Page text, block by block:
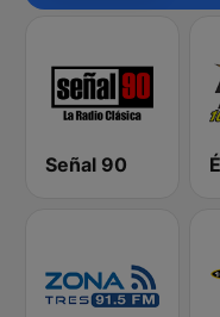
Señal 90